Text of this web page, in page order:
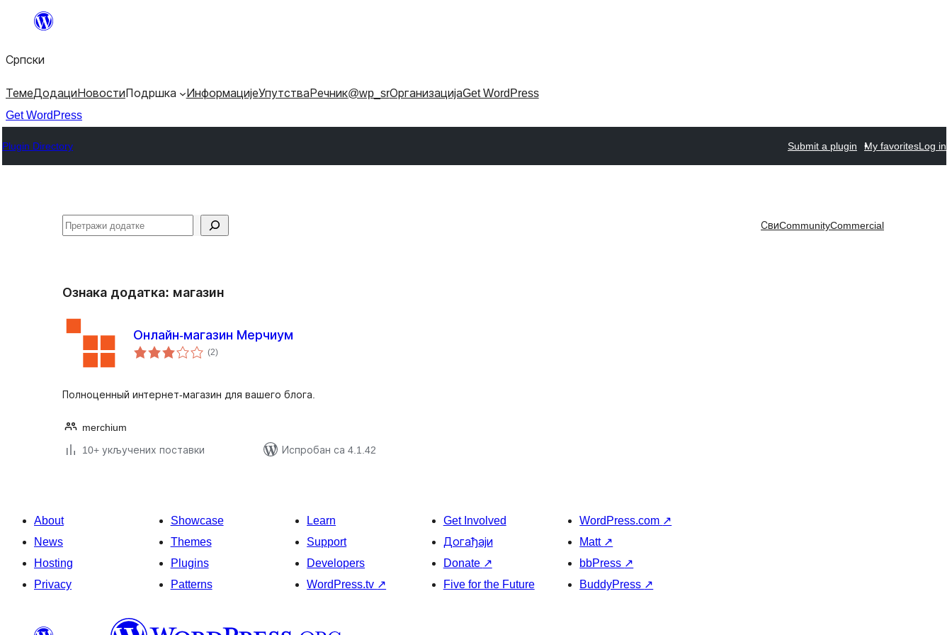
Скочи
садржај
Српски
ТемеДодаци Новости Подршка ИнформацијеУпутства Речник@wp_srОрганизацијаGet WordPress
Get WordPress
Plugin Directory Submit a plugin My favoritesLog in
Претрага СвиCommunityCommercial
Ознака додатка: магазин
Онлайн-магазин Мерчиум
(2укупних
оцена
)
Полноценный интернет-магазин для вашего блога.
merchium
10+ укључених поставки
Испробан са 4.1.42
About
News
Hosting
Privacy
Showcase
Themes
Plugins
Patterns
Learn
Support
Developers
WordPress.tv ↗
Get Involved
Догађаји
Donate ↗
Five for the Future
WordPress.com ↗
Matt ↗
bbPress ↗
BuddyPress ↗